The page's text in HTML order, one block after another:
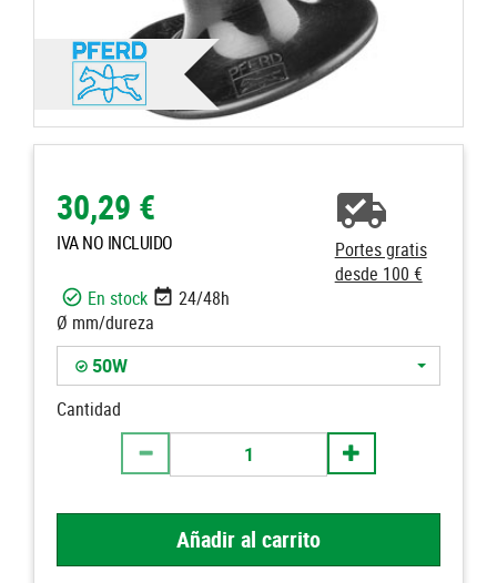
30,29 €
IVA NO INCLUIDO
Portes gratis
desde 100 €
En stock
24/48h
Ø mm/dureza
50W
Cantidad
Añadir al carrito